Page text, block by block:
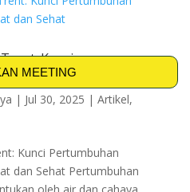
MEETING
Kunci
yang Lebih Cepat dan
| Jul 30, 2025 | Artikel,
Kunci Pertumbuhan
dan Sehat Pertumbuhan